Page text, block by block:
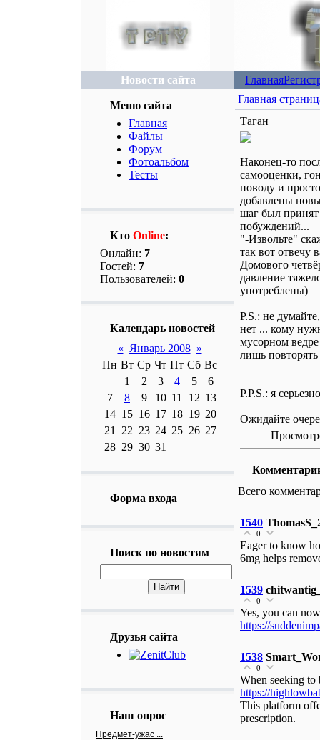
Новости сайта Главная
Меню сайта
Главная
Файлы
Форум
Фотоальбом
Тесты
Кто Online:
Онлайн: 7
Гостей: 7
Пользователей: 0
Календарь новостей
« Январь 2008 »
Пн Вт Ср Чт Пт Сб Вс
1
2 3 4 5
6
7
8 9 10 11 12 13
14 15 16 17 18 19 20
21
22 23 24 25 26 27
28 29 30 31
Форма входа
Поиск по новостям
Друзья сайта
Наш опрос
Предмет-ужас ...
Главная
Таган
Наконец-то
самооценки,
поводу и
добавлены
шаг был принят
побуждений...
"-Извольте"
так вот отвечу
Домового
давление
употреблены)
P.S.: не
нет ... кому
мусорном
лишь
P.P.S.: я
Ожидайте
Всего
1540
0
Eager to know
6mg helps
1539
0
Yes, you can
https://
1538
0
When seeking to
https://
This platform
prescription.